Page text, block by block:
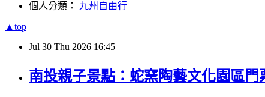
個人分類： 九州自由行
▲top
Jul 30 Thu 2026 16:45
南投親子景點：蛇窯陶藝文化園區